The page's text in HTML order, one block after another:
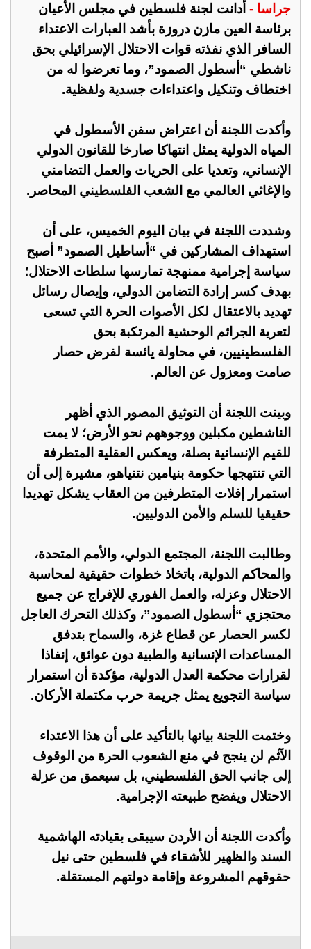
جراسا - أدانت لجنة فلسطين في مجلس الأعيان
برئاسة العين مازن دروزة بأشد العبارات الاعتداء
السافر الذي نفذته قوات الاحتلال الإسرائيلي بحق
ناشطي “أسطول الصمود”، وما تعرضوا له من
اختطاف وتنكيل واعتداءات جسدية ولفظية.
وأكدت اللجنة أن اعتراض سفن الأسطول في
المياه الدولية يمثل انتهاكا صارخا للقانون الدولي
الإنساني، وتعديا على الحريات والعمل التضامني
والإغاثي العالمي مع الشعب الفلسطيني المحاصر.
وشددت اللجنة في بيان اليوم الخميس، على أن
استهداف المشاركين في “أساطيل الصمود” أصبح
سياسة إجرامية ممنهجة تمارسها سلطات الاحتلال؛
بهدف كسر إرادة التضامن الدولي، وإيصال رسائل
تهديد بالاعتقال لكل الأصوات الحرة التي تسعى
لتعرية الجرائم الوحشية المرتكبة بحق
الفلسطينيين، في محاولة يائسة لفرض حصار
صامت ومعزول عن العالم.
وبينت اللجنة أن التوثيق المصور الذي أظهر
الناشطين مكبلين ووجوههم نحو الأرض؛ لا يمت
للقيم الإنسانية بصلة، ويعكس العقلية المتطرفة
التي تنتهجها حكومة بنيامين نتنياهو، مشيرة إلى أن
استمرار إفلات المتطرفين من العقاب يشكل تهديدا
حقيقيا للسلم والأمن الدوليين.
وطالبت اللجنة، المجتمع الدولي، والأمم المتحدة،
والمحاكم الدولية، باتخاذ خطوات حقيقية لمحاسبة
الاحتلال وعزله، والعمل الفوري للإفراج عن جميع
محتجزي “أسطول الصمود”، وكذلك التحرك العاجل
لكسر الحصار عن قطاع غزة، والسماح بتدفق
المساعدات الإنسانية والطبية دون عوائق، إنفاذا
لقرارات محكمة العدل الدولية، مؤكدة أن استمرار
سياسة التجويع يمثل جريمة حرب مكتملة الأركان.
وختمت اللجنة بيانها بالتأكيد على أن هذا الاعتداء
الآثم لن ينجح في منع الشعوب الحرة من الوقوف
إلى جانب الحق الفلسطيني، بل سيعمق من عزلة
الاحتلال ويفضح طبيعته الإجرامية.
وأكدت اللجنة أن الأردن سيبقى بقيادته الهاشمية
السند والظهير للأشقاء في فلسطين حتى نيل
حقوقهم المشروعة وإقامة دولتهم المستقلة.